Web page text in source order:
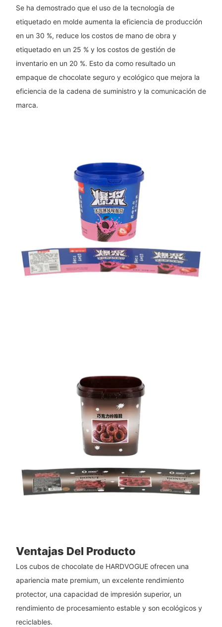
Se ha demostrado que el uso de la tecnología de
etiquetado en molde aumenta la eficiencia de producción
en un 30 %, reduce los costos de mano de obra y
etiquetado en un 25 % y los costos de gestión de
inventario en un 20 %. Esto da como resultado un
empaque de chocolate seguro y ecológico que mejora la
eficiencia de la cadena de suministro y la comunicación de
marca.
Ventajas Del Producto
Los cubos de chocolate de HARDVOGUE ofrecen una
apariencia mate premium, un excelente rendimiento
protector, una capacidad de impresión superior, un
rendimiento de procesamiento estable y son ecológicos y
reciclables.